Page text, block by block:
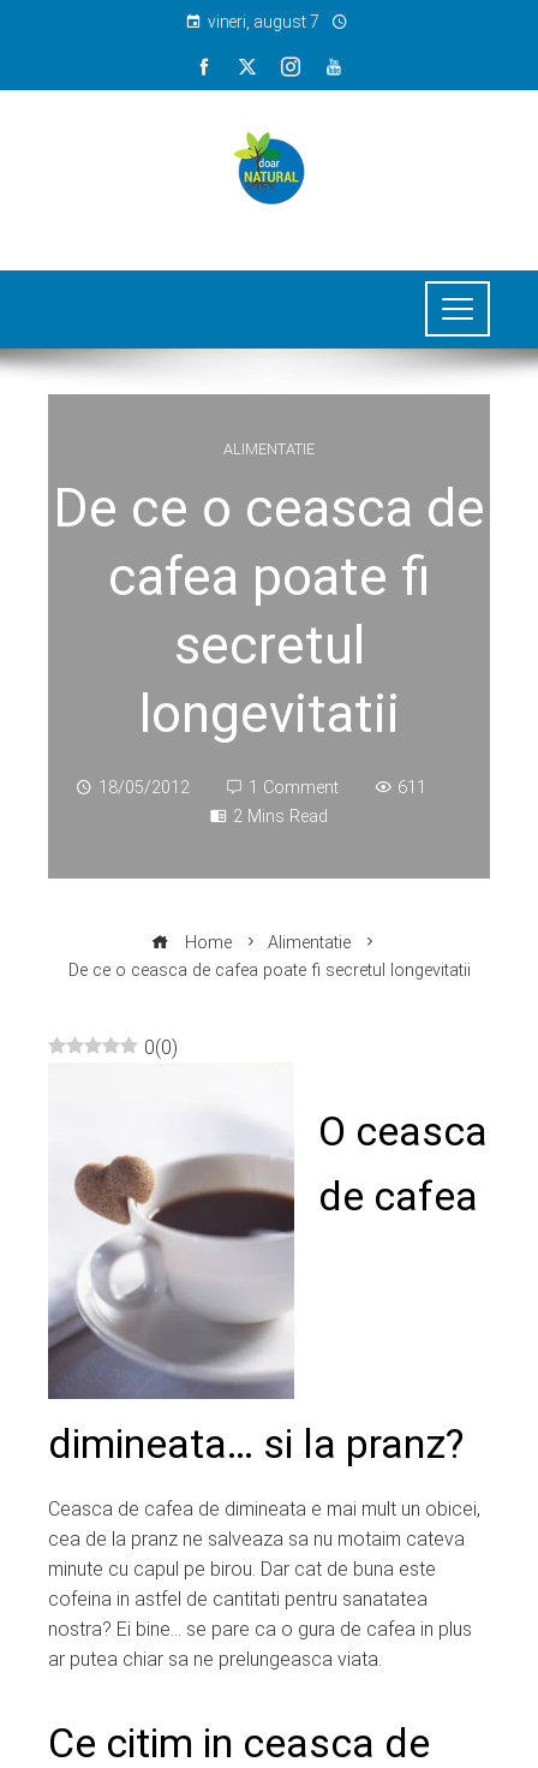
vineri, august 7
ALIMENTATIE
De ce o ceasca de
cafea poate fi
secretul
longevitatii
18/05/2012 1 Comment
611
2 Mins Read
Home
Alimentatie
De ce o ceasca de cafea poate fi secretul longevitatii
0(0)
O ceasca
de cafea
dimineata… si la pranz?
Ceasca de cafea de dimineata e mai mult un obicei,
cea de la pranz ne salveaza sa nu motaim cateva
minute cu capul pe birou. Dar cat de buna este
cofeina in astfel de cantitati pentru sanatatea
nostra? Ei bine… se pare ca o gura de cafea in plus
ar putea chiar sa ne prelungeasca viata.
Ce citim in ceasca de